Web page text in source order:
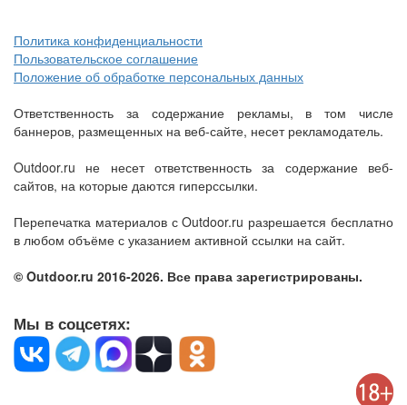
Политика конфиденциальности
Пользовательское соглашение
Положение об обработке персональных данных
Ответственность за содержание рекламы, в том числе
баннеров, размещенных на веб-сайте, несет рекламодатель.
Outdoor.ru не несет ответственность за содержание веб-
сайтов, на которые даются гиперссылки.
Перепечатка материалов с Outdoor.ru разрешается бесплатно
в любом объёме с указанием активной ссылки на сайт.
© Outdoor.ru 2016-2026. Все права зарегистрированы.
Мы в соцсетях: